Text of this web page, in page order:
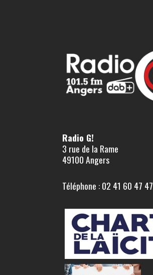
Radio G!
3 rue de la Rame
49100 Angers
Téléphone : 02 41 60 47 47